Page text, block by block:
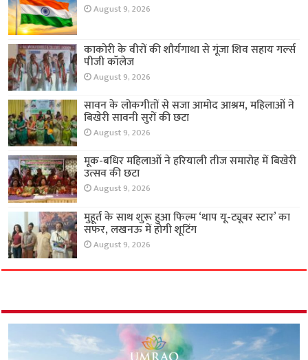
August 9, 2026
काकोरी के वीरों की शौर्यगाथा से गूंजा शिव सहाय गर्ल्स
पीजी कॉलेज
August 9, 2026
सावन के लोकगीतों से सजा आमोद आश्रम, महिलाओं ने
बिखेरी सावनी सुरों की छटा
August 9, 2026
मूक-बधिर महिलाओं ने हरियाली तीज समारोह में बिखेरी
उत्सव की छटा
August 9, 2026
मुहूर्त के साथ शुरू हुआ फिल्म ‘थाप यू-ट्यूबर स्टार’ का
सफर, लखनऊ में होगी शूटिंग
August 9, 2026